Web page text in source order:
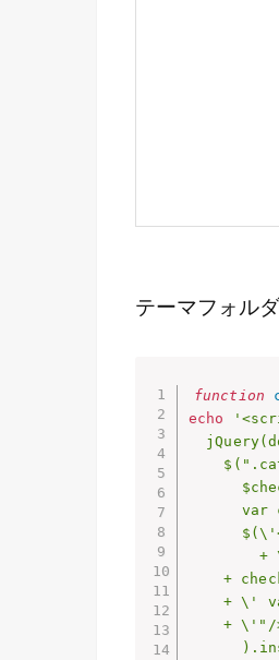
テーマフォル
function
echo